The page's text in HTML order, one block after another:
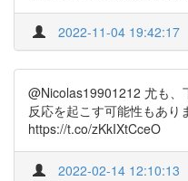
2022-11-04 19:42:17
@Nicolas19901212 尤も、
反応を起こす可能性もあり
https://t.co/zKkIXtCceO
2022-02-14 12:10:13